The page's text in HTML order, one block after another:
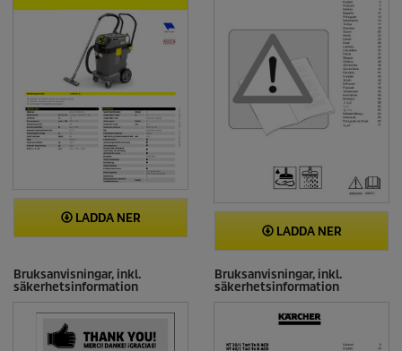
LADDA NER
LADDA NER
Bruksanvisningar, inkl.
säkerhetsinformation
Bruksanvisningar, inkl.
säkerhetsinformation